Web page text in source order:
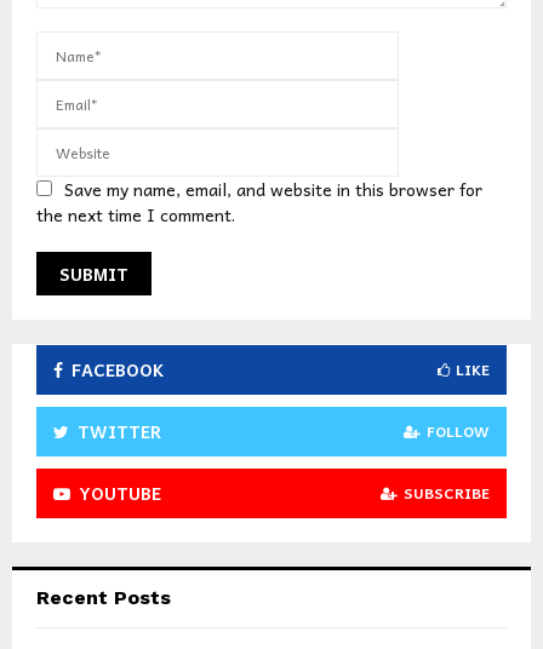
Save my name, email, and website in this browser for
the next time I comment.
FACEBOOK LIKE
TWITTER FOLLOW
YOUTUBE SUBSCRIBE
Recent Posts